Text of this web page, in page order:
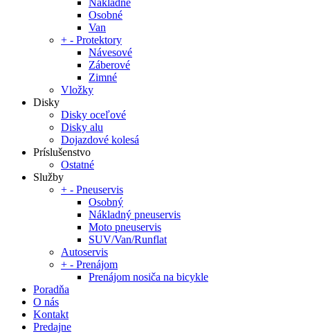
Nákladné
Osobné
Van
+ - Protektory
Návesové
Záberové
Zimné
Vložky
Disky
Disky oceľové
Disky alu
Dojazdové kolesá
Príslušenstvo
Ostatné
Služby
+ - Pneuservis
Osobný
Nákladný pneuservis
Moto pneuservis
SUV/Van/Runflat
Autoservis
+ - Prenájom
Prenájom nosiča na bicykle
Poradňa
O nás
Kontakt
Predajne